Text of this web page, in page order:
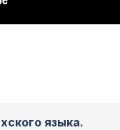
языка.